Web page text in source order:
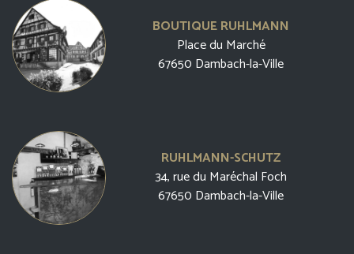
BOUTIQUE RUHLMANN
Place du Marché
67650 Dambach-la-Ville
RUHLMANN-SCHUTZ
34, rue du Maréchal Foch
67650 Dambach-la-Ville